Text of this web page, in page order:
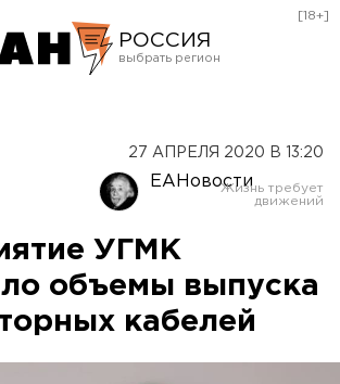
РОССИЯ
Оренбург
[18+]
27 АПРЕЛЯ 2020 В 13:20
ЕАНовости
УГМК
объемы выпуска
кабелей